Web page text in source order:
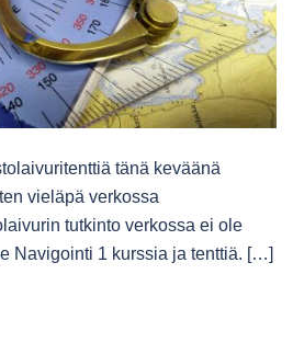
tänä keväänä
vieläpä verkossa
tutkinto verkossa ei ole
Navigointi 1 kurssia ja tenttiä. […]